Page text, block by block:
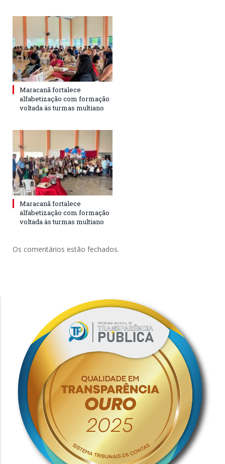
Maracanã fortalece
alfabetização com formação
voltada às turmas multiano
Maracanã fortalece
alfabetização com formação
voltada às turmas multiano
Os comentários estão fechados.